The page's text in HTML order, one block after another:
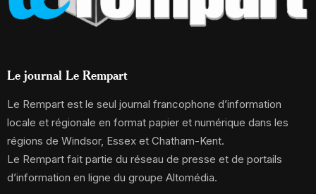
Le journal Le Rempart
Le Rempart est le seul journal francophone d’information
locale et régionale en format papier et numérique dans les
régions de Windsor, Essex et Chatham-Kent.
Le Rempart fait partie du réseau de presse et de portails
d’information en ligne du groupe Altomédia.